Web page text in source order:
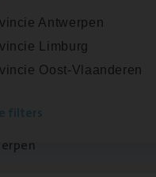
Antwerpen
Limburg
Oost-Vlaanderen
filters
Care Expert